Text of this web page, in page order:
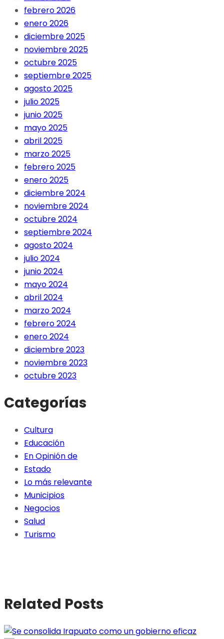
febrero 2026
enero 2026
diciembre 2025
noviembre 2025
octubre 2025
septiembre 2025
agosto 2025
julio 2025
junio 2025
mayo 2025
abril 2025
marzo 2025
febrero 2025
enero 2025
diciembre 2024
noviembre 2024
octubre 2024
septiembre 2024
agosto 2024
julio 2024
junio 2024
mayo 2024
abril 2024
marzo 2024
febrero 2024
enero 2024
diciembre 2023
noviembre 2023
octubre 2023
Categorías
Cultura
Educación
En Opinión de
Estado
Lo más relevante
Municipios
Negocios
Salud
Turismo
Related Posts